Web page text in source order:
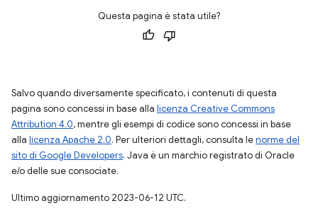
Questa pagina è stata utile?
Salvo quando diversamente specificato, i contenuti di questa
pagina sono concessi in base alla licenza Creative Commons
Attribution 4.0, mentre gli esempi di codice sono concessi in base
alla licenza Apache 2.0. Per ulteriori dettagli, consulta lenorme del
sito di Google Developers. Java è un marchio registrato di Oracle
e/o delle sue consociate.
Ultimo aggiornamento 2023-06-12 UTC.